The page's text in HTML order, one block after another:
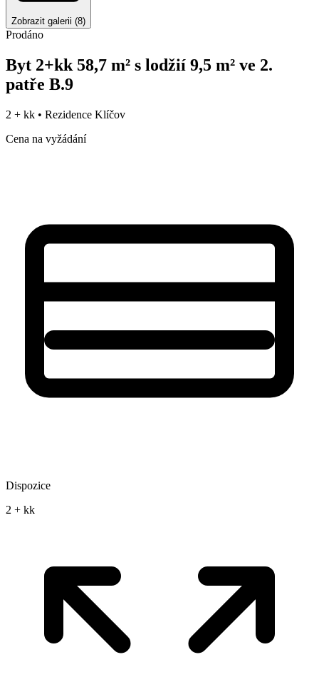
Zobrazit galerii (8)
Prodáno
Byt 2+kk 58,7 m² s lodžií 9,5 m² ve 2.
patře B.9
2 + kk • Rezidence Klíčov
Cena na vyžádání
Dispozice
2 + kk